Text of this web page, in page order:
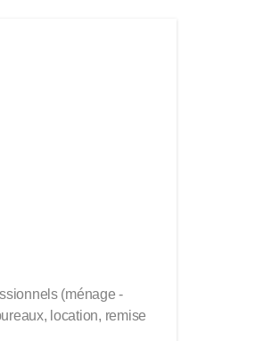
(ménage -
location, remise